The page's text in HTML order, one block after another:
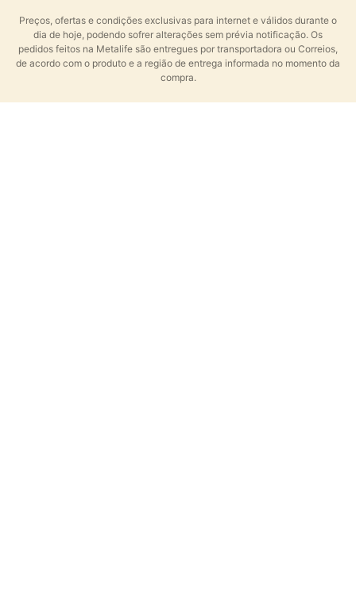
Preços, ofertas e condições exclusivas para internet e válidos durante o
dia de hoje, podendo sofrer alterações sem prévia notificação. Os
pedidos feitos na Metalife são entregues por transportadora ou Correios,
de acordo com o produto e a região de entrega informada no momento da
compra.